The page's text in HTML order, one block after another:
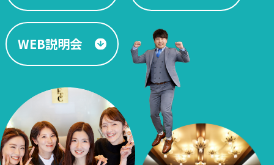
WEB説明会